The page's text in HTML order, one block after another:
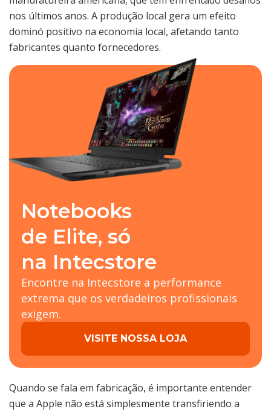
nos últimos anos. A produção local gera um efeito
dominó positivo na economia local, afetando tanto
fabricantes quanto fornecedores.
Notebooks
de Elite, só
na Intecstore
Encontre na Intecstore a performance
extrema que os verdadeiros profissionais
exigem.
VISITE NOSSA LOJA
Quando se fala em fabricação, é importante entender
que a Apple não está simplesmente transfiriendo a